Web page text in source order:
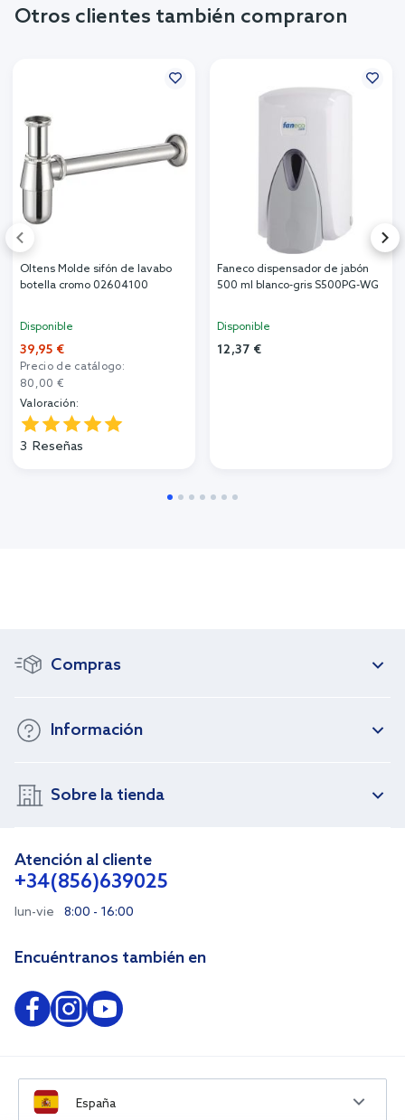
Otros clientes también compraron
Oltens Molde sifón de lavabo
botella cromo 02604100
Disponible
39,95 €
Precio de catálogo:
80,00 €
Valoración:
3 Reseñas
Faneco dispensador de jabón
500 ml blanco-gris S500PG-WG
Disponible
12,37 €
Compras
Información
Sobre la tienda
Atención al cliente
+34(856)639025
lun-vie 8:00 - 16:00
Encuéntranos también en
España